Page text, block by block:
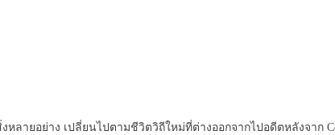
ายอย่าง เปลี่ยนไปตามชีวิตวิถีใหม่ที่ต่างออกจากไปอดีตหลังจาก